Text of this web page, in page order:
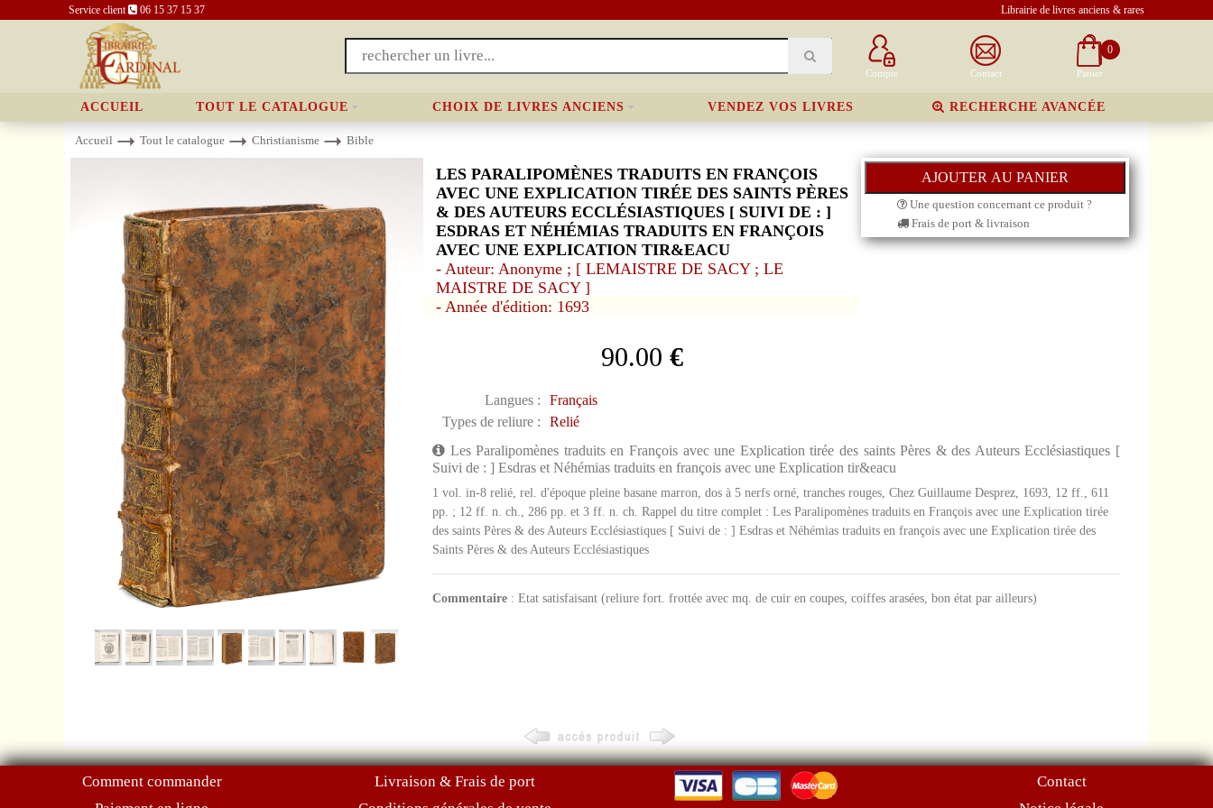
Service client 06 15 37 15 37 Librairie de livres anciens & rares
Compte Contact
0
Panier
ACCUEIL TOUT LE CATALOGUE CHOIX DE LIVRES ANCIENS VENDEZ VOS LIVRES RECHERCHE AVANCÉE
Accueil Tout le catalogue Christianisme Bible
LES PARALIPOMÈNES TRADUITS EN FRANÇOIS
AVEC UNE EXPLICATION TIRÉE DES SAINTS PÈRES
& DES AUTEURS ECCLÉSIASTIQUES [ SUIVI DE : ]
ESDRAS ET NÉHÉMIAS TRADUITS EN FRANÇOIS
AVEC UNE EXPLICATION TIR&EACU
- Auteur: Anonyme ; [ LEMAISTRE DE SACY ; LE
MAISTRE DE SACY ]
- Année d'édition: 1693
90.00 €
Langues :
Français
Types de reliure :
Relié
Une question concernant ce produit ?
Frais de port & livraison
Les Paralipomènes traduits en François avec une Explication tirée des saints Pères & des Auteurs Ecclésiastiques [
Suivi de : ] Esdras et Néhémias traduits en françois avec une Explication tir&eacu
1 vol. in-8 relié, rel. d'époque pleine basane marron, dos à 5 nerfs orné, tranches rouges, Chez Guillaume Desprez, 1693, 12 ff., 611
pp. ; 12 ff. n. ch., 286 pp. et 3 ff. n. ch. Rappel du titre complet : Les Paralipomènes traduits en François avec une Explication tirée
des saints Pères & des Auteurs Ecclésiastiques [ Suivi de : ] Esdras et Néhémias traduits en françois avec une Explication tirée des
Saints Pères & des Auteurs Ecclésiastiques
Commentaire: Etat satisfaisant (reliure fort. frottée avec mq. de cuir en coupes, coiffes arasées, bon état par ailleurs)
Comment commander
Livraison & Frais de port
Contact